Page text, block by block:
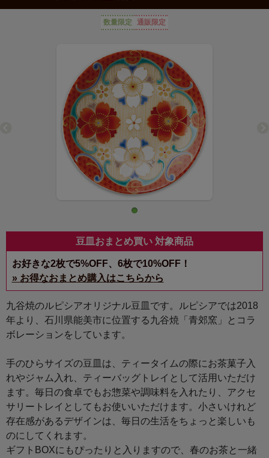
数量限定 通販限定
豆皿おまとめ買い 対象商品
お好きな2枚で5%OFF、6枚で10%OFF！
» お得なおまとめ購入はこちらから
九谷焼のルピシアオリジナル豆皿です。ルピシアでは2018
年より、石川県能美市に位置する九谷焼「青郊窯」とコラ
ボレーションをしています。
手のひらサイズの豆皿は、ティータイムの際にお茶菓子入
れやジャム入れ、ティーバッグトレイとして活用いただけ
ます。毎日の食卓でもお惣菜や調味料を入れたり、アクセ
サリートレイとしてもお使いいただけます。小さいけれど
存在感があるデザインは、毎日の生活をちょっと楽しいも
のにしてくれます。
ギフトBOXにもぴったりと入りますので、春のお茶と一緒